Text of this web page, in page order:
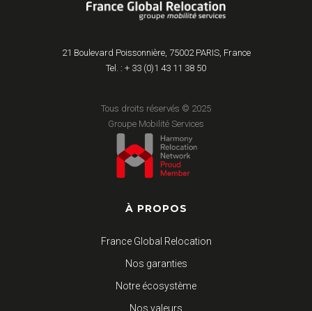
21 Boulevard Poissonnière, 75002 PARIS, France
Tel. : + 33 (0)1 43 11 38 50
Tous droits réservés © 2025
Groupe Mobilité Services
À PROPOS
France Global Relocation
Nos garanties
Notre écosystème
Nos valeurs